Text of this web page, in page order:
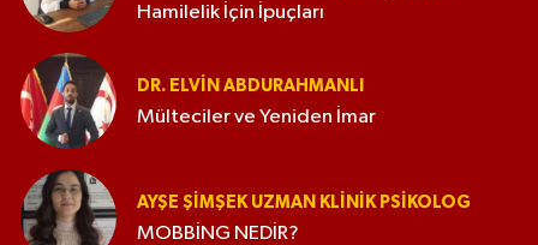
Hamilelik İçin İpuçları
DR. ELVIN ABDURAHMANLI
Mülteciler ve Yeniden İmar
AYŞE ŞIMŞEK UZMAN KLINIK PSIKOLOG
MOBBİNG NEDİR?